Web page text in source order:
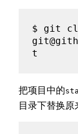
$ git
git
把项目中的
目录下替换